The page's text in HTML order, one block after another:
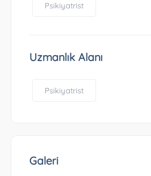
Psikiyatrist
Uzmanlık Alanı
Psikiyatrist
Galeri